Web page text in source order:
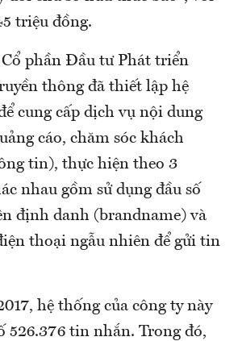
triệu đồng.
Cổ phần Đầu tư Phát triển
thông đã thiết lập hệ
cung cấp dịch vụ nội dung
cáo, chăm sóc khách
tin), thực hiện theo 3
nhau gồm sử dụng đầu số
định danh (brandname) và
thoại ngẫu nhiên để gửi tin
hệ thống của công ty này
526.376 tin nhắn. Trong đó,